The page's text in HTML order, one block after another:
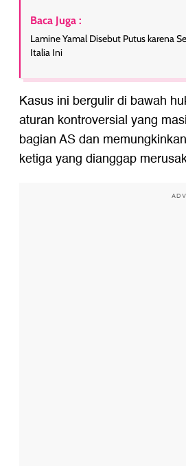
Baca Juga :
Lamine Yamal Disebut Putus karena
Italia Ini
Kasus ini bergulir di bawah
aturan kontroversial yang
bagian AS dan
ketiga yang dianggap